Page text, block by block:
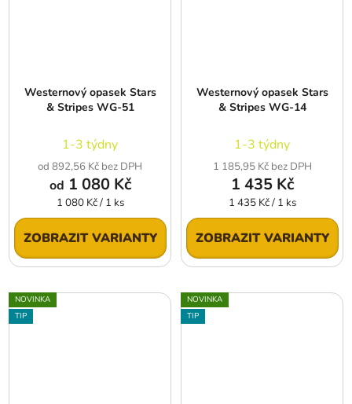
Westernový opasek Stars
& Stripes WG-51
1-3 týdny
od 892,56 Kč bez DPH
od 1 080 Kč
Měrná
cena:
1 080 Kč / 1 ks
ZOBRAZIT VARIANTY
Westernový opasek Stars
& Stripes WG-14
1-3 týdny
1 185,95 Kč bez DPH
1 435 Kč
Měrná
cena:
1 435 Kč / 1 ks
ZOBRAZIT VARIANTY
NOVINKA
TIP
NOVINKA
TIP